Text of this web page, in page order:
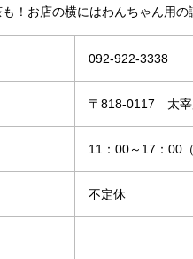
！お店の横にはわんちゃん用
092-922-3338
〒818-0117 太宰
11：00～17：00
不定休